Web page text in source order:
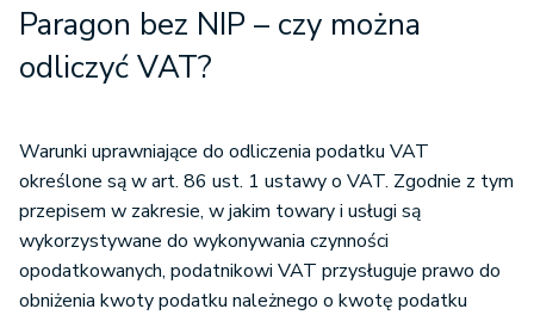
Paragon bez NIP – czy można
odliczyć VAT?
Warunki uprawniające do odliczenia podatku VAT
określone są w art. 86 ust. 1 ustawy o VAT. Zgodnie z tym
przepisem w zakresie, w jakim towary i usługi są
wykorzystywane do wykonywania czynności
opodatkowanych, podatnikowi VAT przysługuje prawo do
obniżenia kwoty podatku należnego o kwotę podatku